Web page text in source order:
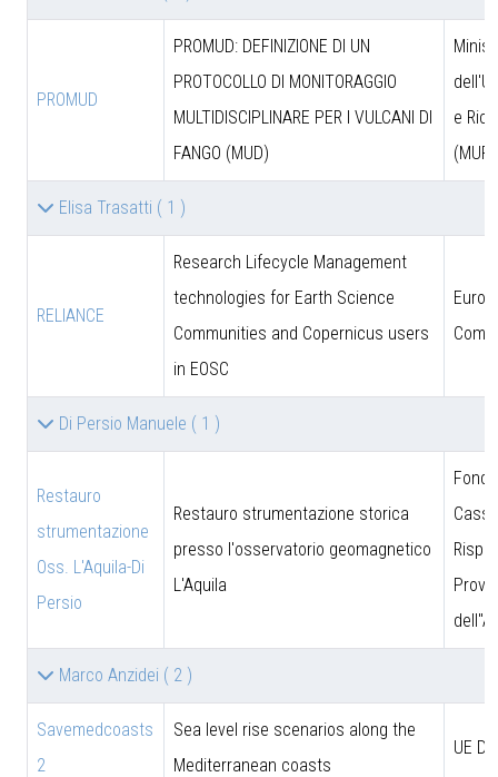
PROMUD
PROMUD: DEFINIZIONE DI UN
PROTOCOLLO DI MONITORAGGIO
MULTIDISCIPLINARE PER I VULCANI DI
FANGO (MUD)
e
(MUR)
Elisa Trasatti ( 1 )
RELIANCE
Research Lifecycle Management
technologies for Earth Science
Communities and Copernicus users
in EOSC
Di Persio Manuele ( 1 )
Restauro
strumentazione
Oss. L'Aquila-Di
Persio
Restauro strumentazione storica
presso l'osservatorio geomagnetico
L'Aquila
Marco Anzidei ( 2 )
Savemedcoasts
2
Sea level rise scenarios along the
Mediterranean coasts
UE